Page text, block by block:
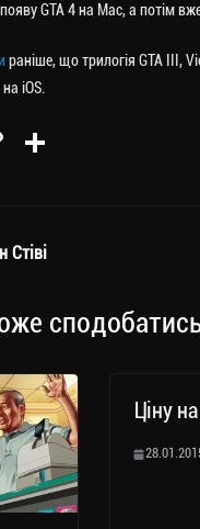
появу GTA 4 на Мас, а потім
раніше, що трилогія GTA III,
iOS.
C
Li
ся
Стіві
Ціну